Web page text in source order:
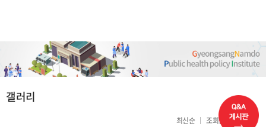
갤러리
최신순 조회순 제목순
열린
페이지